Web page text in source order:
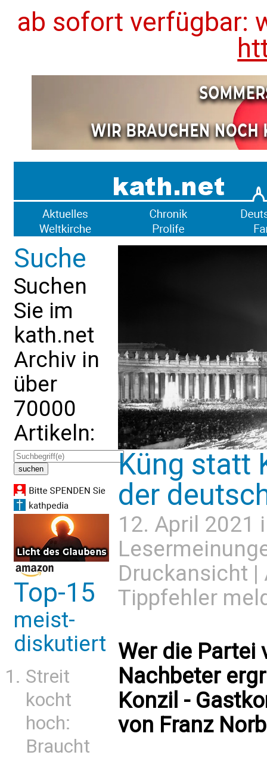
ab sofort verfügbar:
Suche
Suchen
Sie im
kath.net
Archiv in
über
70000
Artikeln:
Top-15
meist-
diskutiert
Streit
kocht
hoch:
Braucht
Küng statt
der
12. April 2021
Druckansicht |
Tippfehler
Wer die Partei
Nachbeter
Konzil -
von Franz